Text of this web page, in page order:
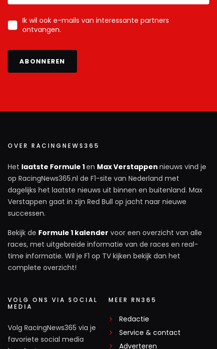
Ik wil ook e-mails van interessante partners
ontvangen.
ABONNEREN
OVER RACINGNEWS365
Het laatste Formule 1en Max Verstappen nieuws vind je
op RacingNews365.nl de F1-site van Nederland met
dagelijks het laatste nieuws uit binnen en buitenland. Max
Verstappen gaat in zijn Red Bull op jacht naar nieuwe
successen.
Bekijk de Formule 1 kalender voor een overzicht van alle
races, met uitgebreide informatie van de races en real-
time informatie. Wil je F1 op TV kijken bekijk dan het
complete overzicht!
VOLG ONS VIA SOCIAL
MEDIA
Volg RacingNews365 via je
favoriete social media
MEER RN365
Redactie
Service & contact
Adverteren